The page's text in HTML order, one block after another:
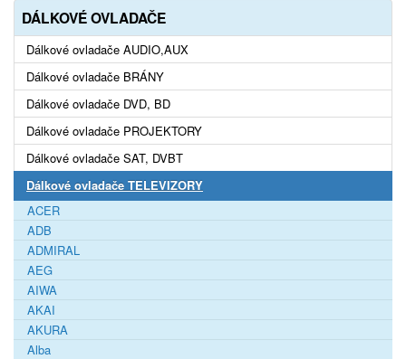
DÁLKOVÉ OVLADAČE
Dálkové ovladače AUDIO,AUX
Dálkové ovladače BRÁNY
Dálkové ovladače DVD, BD
Dálkové ovladače PROJEKTORY
Dálkové ovladače SAT, DVBT
Dálkové ovladače TELEVIZORY
ACER
ADB
ADMIRAL
AEG
AIWA
AKAI
AKURA
Alba